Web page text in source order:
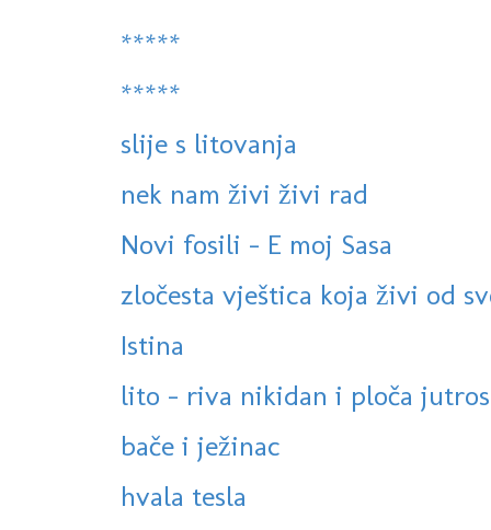
*****
*****
slije s litovanja
nek nam živi živi rad
Novi fosili - E moj Sasa
zločesta vještica koja živi od
Istina
lito - riva nikidan i ploča jutros
bače i ježinac
hvala tesla